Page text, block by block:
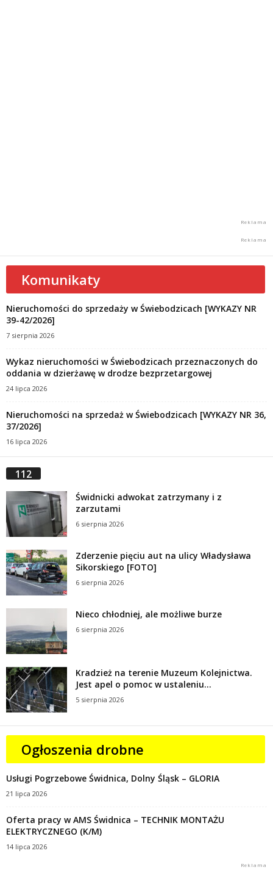
Komunikaty
Nieruchomości do sprzedaży w Świebodzicach [WYKAZY NR
39-42/2026]
7 sierpnia 2026
Wykaz nieruchomości w Świebodzicach przeznaczonych do
oddania w dzierżawę w drodze bezprzetargowej
24 lipca 2026
Nieruchomości na sprzedaż w Świebodzicach [WYKAZY NR 36,
37/2026]
16 lipca 2026
112
Świdnicki adwokat zatrzymany i z
zarzutami
6 sierpnia 2026
Zderzenie pięciu aut na ulicy Władysława
Sikorskiego [FOTO]
6 sierpnia 2026
Nieco chłodniej, ale możliwe burze
6 sierpnia 2026
Kradzież na terenie Muzeum Kolejnictwa.
Jest apel o pomoc w ustaleniu...
5 sierpnia 2026
Ogłoszenia drobne
Usługi Pogrzebowe Świdnica, Dolny Śląsk – GLORIA
21 lipca 2026
Oferta pracy w AMS Świdnica – TECHNIK MONTAŻU
ELEKTRYCZNEGO (K/M)
14 lipca 2026